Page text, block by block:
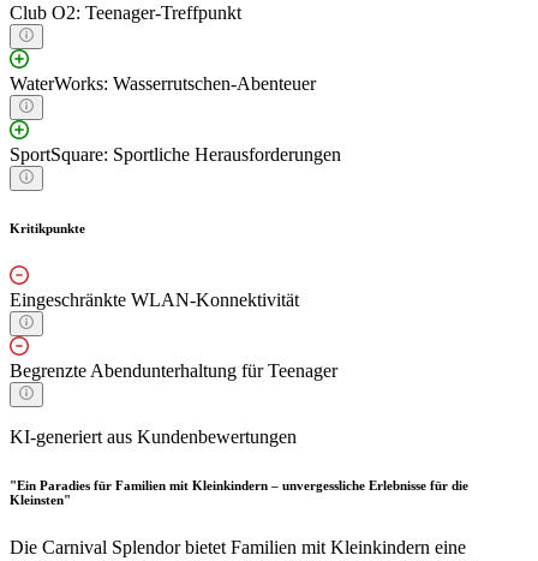
Club O2: Teenager-Treffpunkt
WaterWorks: Wasserrutschen-Abenteuer
SportSquare: Sportliche Herausforderungen
Kritikpunkte
Eingeschränkte WLAN-Konnektivität
Begrenzte Abendunterhaltung für Teenager
KI-generiert aus Kundenbewertungen
"Ein Paradies für Familien mit Kleinkindern – unvergessliche Erlebnisse für die
Kleinsten"
Die Carnival Splendor bietet Familien mit Kleinkindern eine